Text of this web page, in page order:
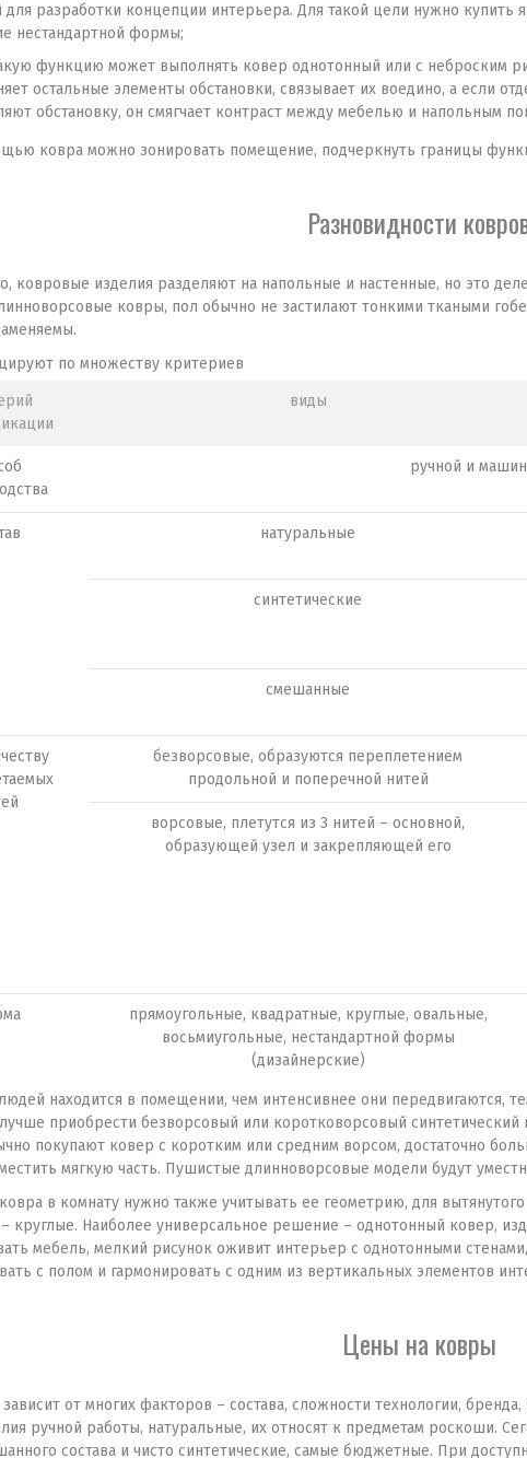
для разработки концепции интерьера. Для такой цели нужно
нестандартной формы;
функцию может выполнять ковер однотонный или с неброским
остальные элементы обстановки, связывает их воедино, а если
обстановку, он смягчает контраст между мебелью и напольным
ковра можно зонировать помещение, подчеркнуть границы
Разновидности
ковровые изделия разделяют на напольные и настенные, но это
ковры, пол обычно не застилают тонкими ткаными
по множеству критериев
виды
ручной и
натуральные
синтетические
смешанные
безворсовые, образуются переплетением
продольной и поперечной нитей
ворсовые, плетутся из 3 нитей – основной,
образующей узел и закрепляющей его
прямоугольные, квадратные, круглые, овальные,
восьмиугольные, нестандартной формы
(дизайнерские)
находится в помещении, чем интенсивнее они передвигаются,
приобрести безворсовый или коротковорсовый
покупают ковер с коротким или средним ворсом, достаточно
мягкую часть. Пушистые длинноворсовые модели будут
в комнату нужно также учитывать ее геометрию, для
– круглые. Наиболее универсальное решение – однотонный ковер,
мебель, мелкий рисунок оживит интерьер с однотонными
с полом и гармонировать с одним из вертикальных элементов
Цены на ковры
от многих факторов – состава, сложности технологии,
ручной работы, натуральные, их относят к предметам роскоши.
состава и чисто синтетические, самые бюджетные. При